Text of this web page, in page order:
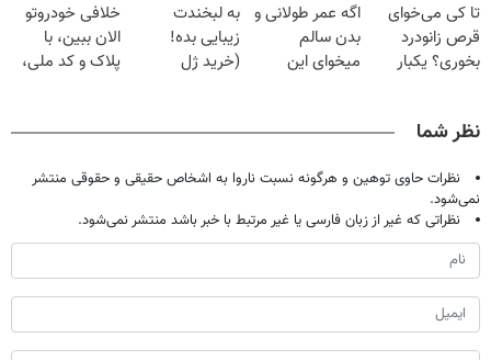
میلیون تومان!!!
خانگی
آموزش رایگان
تا کی می‌خوای
قرص زانودرد
بخوری؟ یکبار
اگه عمر طولانی و
بدن سالم
میخوای این
به لبخندت
زیبایی بده!
(خرید ژل
با40%تخفیف)
خلافی خودروتو
الان ببین، با
پلاک و کد ملی،
نظر شما
نظرات حاوی توهین و هرگونه نسبت ناروا به اشخاص حقیقی و حقوقی منتشر
نمی‌شود.
نظراتی که غیر از زبان فارسی یا غیر مرتبط با خبر باشد منتشر نمی‌شود.